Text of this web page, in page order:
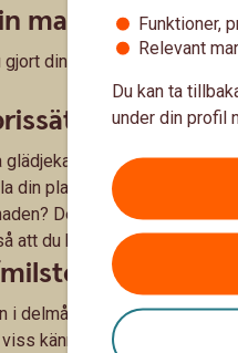
din hemläxa avseende
glädjekalkyler. Ju mer
din plan. Vilken prissättning
Det är också viktigt att
att du klarar dig privat. Går
mål
i delmål. Det kan handla
viss kännedom eller det som
Funktioner,
Relevant
Du kan ta
under din profil